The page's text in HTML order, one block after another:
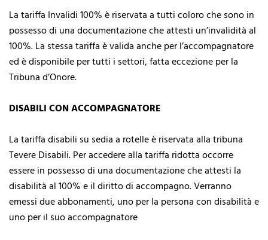
La tariffa Invalidi 100% è riservata a tutti coloro che sono in
possesso di una documentazione che attesti un’invalidità al
100%. La stessa tariffa è valida anche per l’accompagnatore
ed è disponibile per tutti i settori, fatta eccezione per la
Tribuna d’Onore.
DISABILI CON ACCOMPAGNATORE
La tariffa disabili su sedia a rotelle è riservata alla tribuna
Tevere Disabili. Per accedere alla tariffa ridotta occorre
essere in possesso di una documentazione che attesti la
disabilità al 100% e il diritto di accompagno. Verranno
emessi due abbonamenti, uno per la persona con disabilità e
uno per il suo accompagnatore